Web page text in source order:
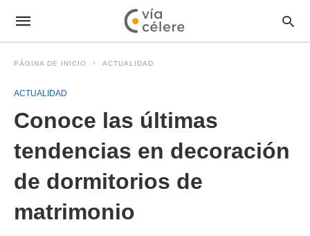
PÁGINA DE INICIO ACTUALIDAD
ACTUALIDAD
Conoce las últimas
tendencias en decoración
de dormitorios de
matrimonio